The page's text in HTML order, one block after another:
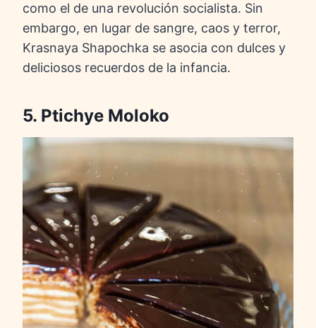
como el de una revolución socialista. Sin
embargo, en lugar de sangre, caos y terror,
Krasnaya Shapochka se asocia con dulces y
deliciosos recuerdos de la infancia.
5. Ptichye Moloko